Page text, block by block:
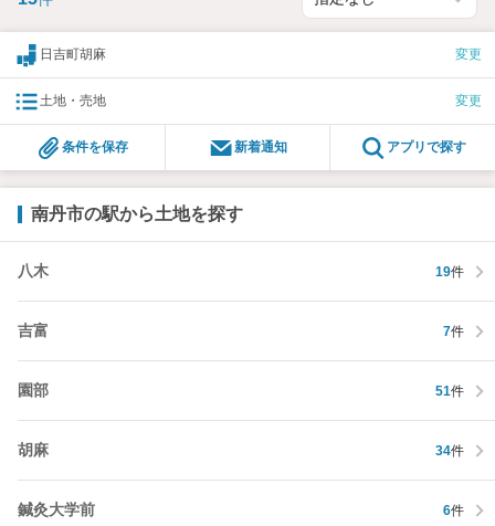
日吉町胡麻 変更
土地・売地 変更
条件を保存 新着通知 アプリで探す
南丹市の駅から土地を探す
八木 19件
吉富 7件
園部 51件
胡麻 34件
鍼灸大学前 6件